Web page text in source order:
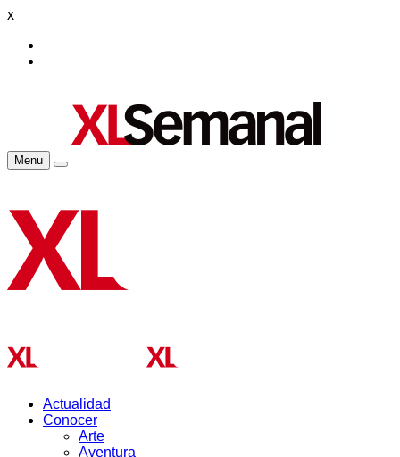
x
Menu
Actualidad
Conocer
Arte
Aventura